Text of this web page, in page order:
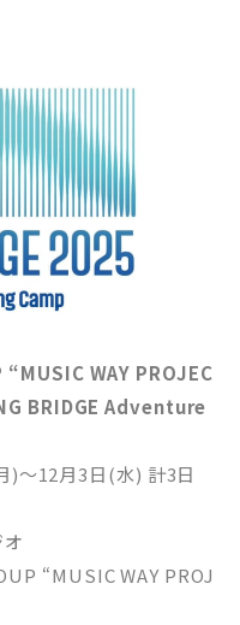
WAY PROJEC
BRIDGE Adventure
)～12月3日(水) 計3日
“MUSIC WAY PROJ